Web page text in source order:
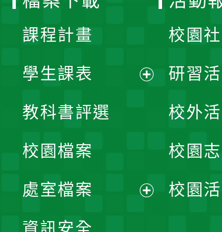
課程計畫
學生課表
單
教科書評選
校園檔案
處室檔案
資訊安全
校園
研習
校外
校園
校園